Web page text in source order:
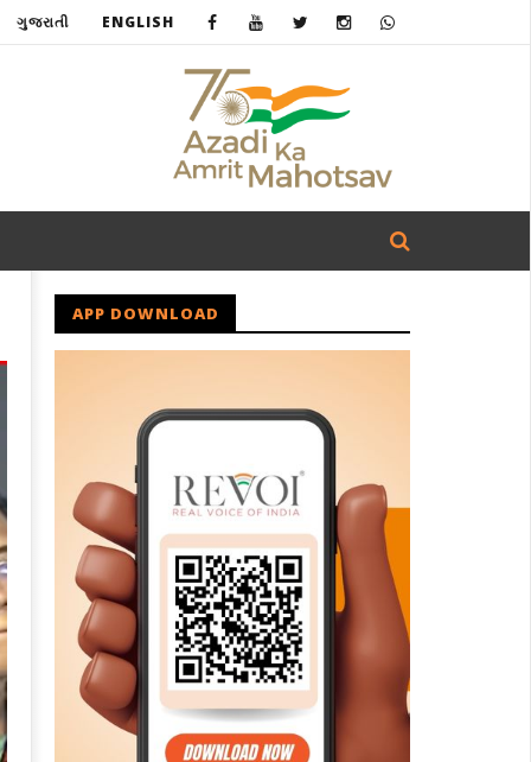
ગુજરાતી ENGLISH
APP DOWNLOAD